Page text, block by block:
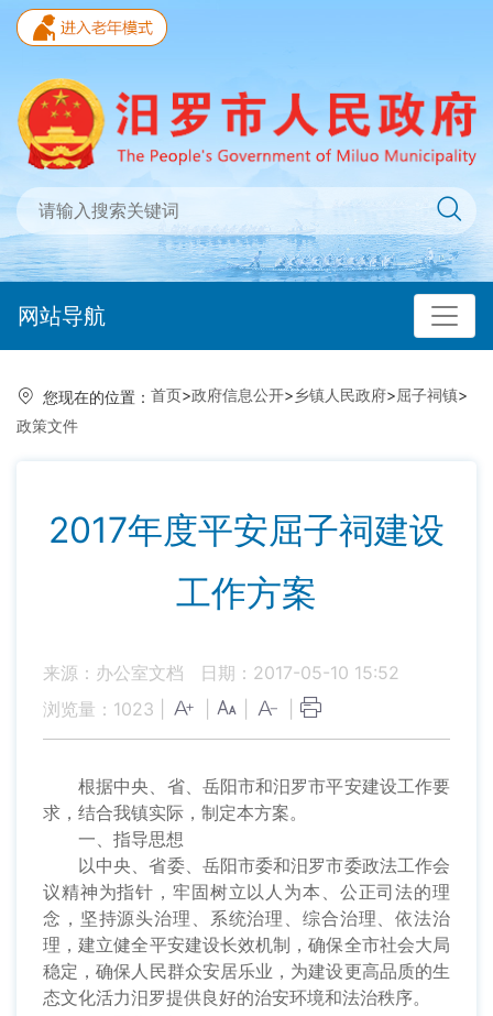
网站导航
您现在的位置： 首页>政府信息公开>乡镇人民政府>屈子祠镇>
政策文件
2017年度平安屈子祠建设
工作方案
来源：办公室文档
日期：2017-05-10 15:52
浏览量： 1023
根据中央、省、岳阳市和汨罗市平安建设工作要
求，结合我镇实际，制定本方案。
一、指导思想
以中央、省委、岳阳市委和汨罗市委政法工作会
议精神为指针，牢固树立以人为本、公正司法的理
念，坚持源头治理、系统治理、综合治理、依法治
理，建立健全平安建设长效机制，确保全市社会大局
稳定，确保人民群众安居乐业，为建设更高品质的生
态文化活力汨罗提供良好的治安环境和法治秩序。